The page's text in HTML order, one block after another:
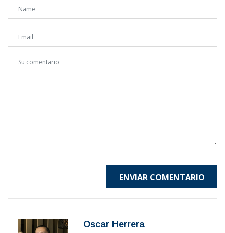
ENVIAR COMENTARIO
Oscar Herrera